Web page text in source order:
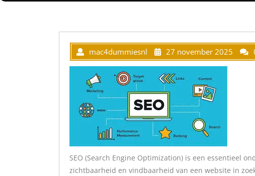
mac4dummiesnl 27 november 2025
SEO (Search Engine Optimization) is een essentieel
zichtbaarheid en vindbaarheid van een website in